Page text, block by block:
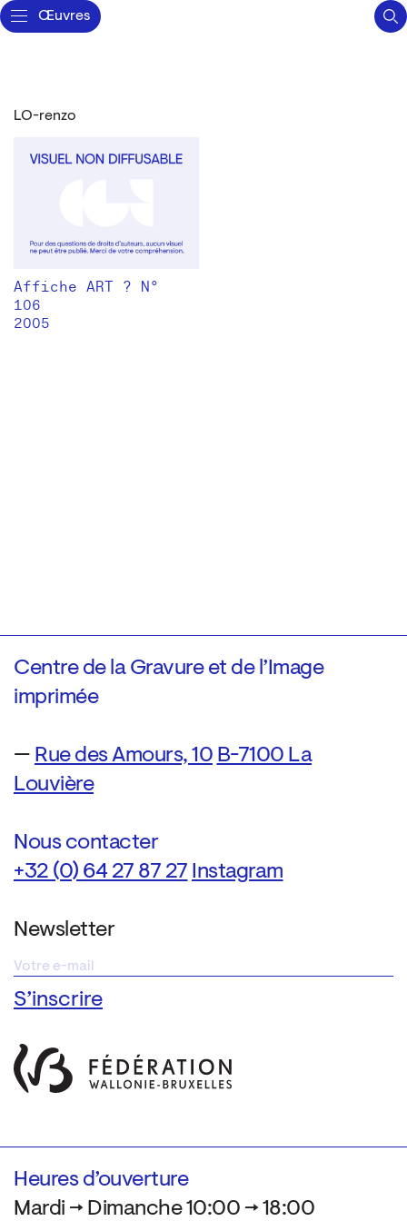
Œuvres
LO-renzo
Affiche ART ? N°
106
2005
Centre de la Gravure et de l’Image
imprimée
— Rue des Amours, 10 B-7100 La
Louvière
Nous contacter
+32 (0) 64 27 87 27 Instagram
Newsletter
Heures d’ouverture
Mardi → Dimanche 10:00 → 18:00